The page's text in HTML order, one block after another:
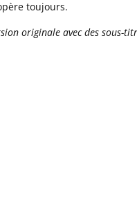
toujours.
originale avec des sous-